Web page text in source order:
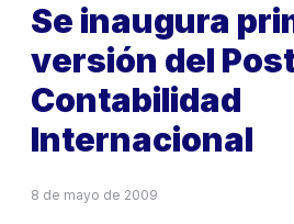
Se inaugura
versión del
Contabilidad
Internacional
8 de mayo de 2009